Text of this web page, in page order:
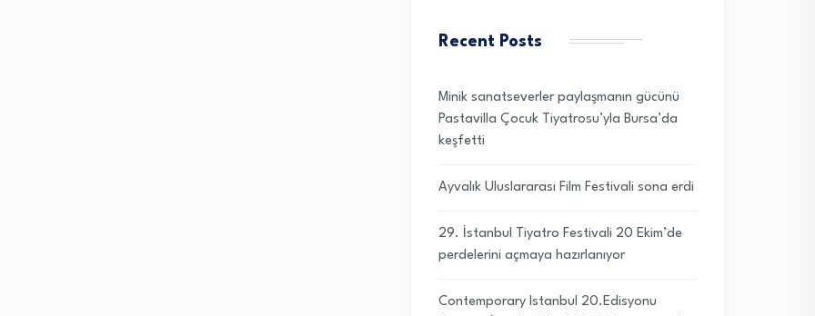
Recent Posts
Minik sanatseverler paylaşmanın gücünü
Pastavilla Çocuk Tiyatrosu’yla Bursa’da
keşfetti
Ayvalık Uluslararası Film Festivali sona erdi
29. İstanbul Tiyatro Festivali 20 Ekim’de
perdelerini açmaya hazırlanıyor
Contemporary Istanbul 20.Edisyonu